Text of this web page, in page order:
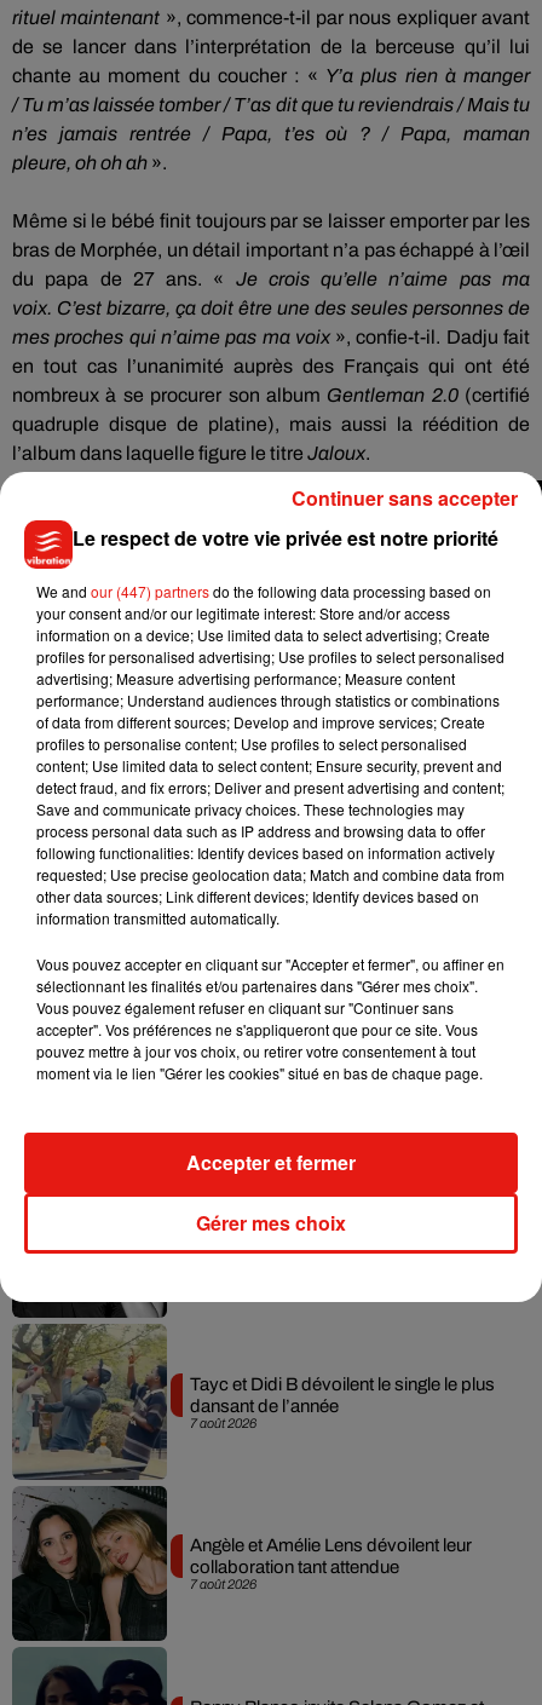
rituel maintenant », commence-t-il par nous expliquer avant
de se lancer dans l’interprétation de la berceuse qu’il lui
chante au moment du coucher : « Y’a plus rien àmanger
/Tum’aslaissée tomber / T’as dit que tu reviendrais / Mais tu
n’es jamais rentrée / Papa, t’es où ? / Papa, maman
pleure, oh ohah ».
Même si le bébé finit toujours par se laisser emporter par les
bras de Morphée, un détail important n’a pas échappé à l’œil
du papa
de 27 ans. « Je crois qu’elle n’aime pas ma
voix. C’est bizarre, ça doit être une des seules personnes de
mes proches qui n’aime pas ma voix», confie-t-il. Dadju fait
en tout cas l’unanimité auprès des Français qui ont été
nombreux à se procurer son album Gentleman 2.0 (certifié
quadruple disque de platine), mais aussi la réédition de
l’album dans laquelle figure le titre Jaloux.
Musique
Julien Lieb s’essaye à la vie de chatelain
dans son nouveau clip
Madonna sort enfin le remix de « Love
7 août 2026
Tayc et Didi B dévoilent le single le plus
dansant de l’année
7 août 2026
Angèle et Amélie Lens dévoilent leur
collaboration tant attendue
Le respect de votre vie privée est notre priorité
We and our (447) partnersdo the following data processing based on
your consent and/or our legitimate interest: Store and/or access
information on a device; Use limited data to select advertising; Create
profiles for personalised advertising; Use profiles to select personalised
advertising; Measure advertising performance; Measure content
performance; Understand audiences through statistics or combinations
of data from different sources; Develop and improve services; Create
profiles to personalise content; Use profiles to select personalised
content; Use limited data to select content; Ensure security, prevent and
detect fraud, and fix errors; Deliver and present advertising and content;
Save and communicate privacy choices. These technologies may
process personal data such as IP address and browsing data to offer
following functionalities: Identify devices based on information actively
requested; Use precise geolocation data; Match and combine data from
other data sources; Link different devices; Identify devices based on
information transmitted automatically.
Vous pouvez accepter en cliquant sur "Accepter et fermer", ou affiner en
sélectionnant les finalités et/ou partenaires dans "Gérer mes choix".
Vous pouvez également refuser en cliquant sur "Continuer sans
accepter". Vos préférences ne s'appliqueront que pour ce site. Vous
pouvez mettre à jour vos choix, ou retirer votre consentement à tout
moment via le lien "Gérer les cookies" situé en bas de chaque page.
Gérer mes choix
Accepter et fermer
Continuer sans accepter